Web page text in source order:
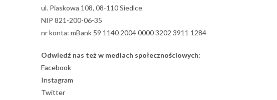
ul. Piaskowa 108, 08-110 Siedlce
NIP 821-200-06-35
nr konta: mBank 59 1140 2004 0000 3202 3911 1284
Odwiedź nas też w mediach społecznościowych:
Facebook
Instagram
Twitter